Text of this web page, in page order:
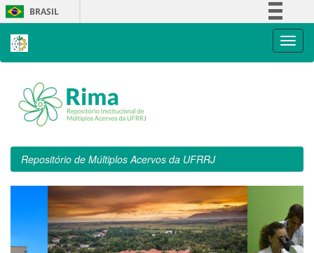
Skip
navigation
BRASIL
Repositório de Múltiplos Acervos da UFRRJ